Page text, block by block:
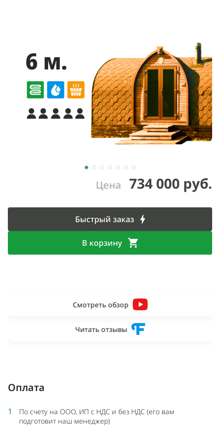
Смотреть обзор
Читать отзывы
Цена 734 000 руб.
Быстрый заказ
В корзину
Оплата
1
По счету на ООО, ИП с НДС и без НДС (его вам
подготовит наш менеджер)